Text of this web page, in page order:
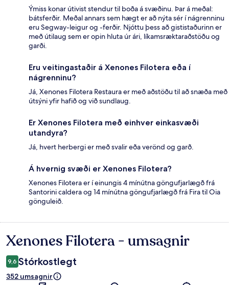
Ýmiss konar útivist stendur til boða á svæðinu. Þar á meðal:
bátsferðir. Meðal annars sem hægt er að nýta sér í nágrenninu
eru Segway-leigur og -ferðir. Njóttu þess að gististaðurinn er
með útilaug sem er opin hluta úr ári, líkamsræktaraðstöðu og
garði.
Eru veitingastaðir á Xenones Filotera eða í
nágrenninu?
Já, Xenones Filotera Restaura er með aðstöðu til að snæða með
útsýni yfir hafið og við sundlaug.
Er Xenones Filotera með einhver einkasvæði
utandyra?
Já, hvert herbergi er með svalir eða verönd og garð.
Á hvernig svæði er Xenones Filotera?
Xenones Filotera er í einungis 4 mínútna göngufjarlægð frá
Santorini caldera og 14 mínútna göngufjarlægð frá Fira til Oia
gönguleið.
Umsagnir
Xenones Filotera - umsagnir
9,6 Stórkostlegt
352 umsagnir